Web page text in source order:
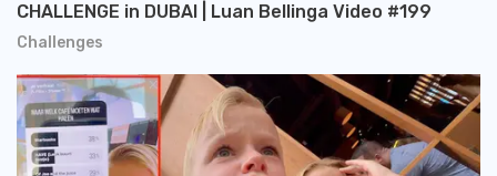
Challenges
CHALLENGE in DUBAI | Luan Bellinga Video #199